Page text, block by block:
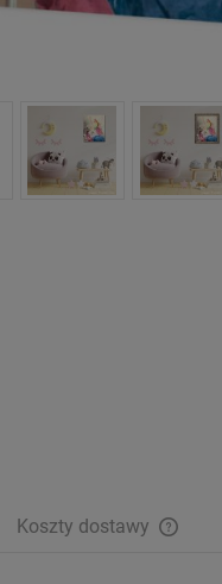
Koszty dostawy